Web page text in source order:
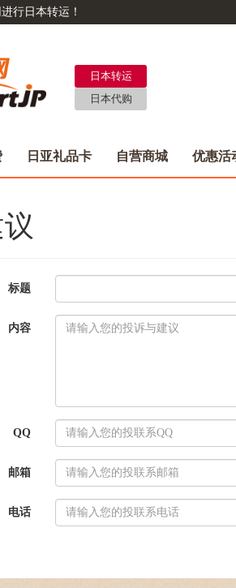
行日本转运！
日本转运
日本代购
日亚礼品卡 自营商城 优惠活
标题
内容
QQ
邮箱
电话